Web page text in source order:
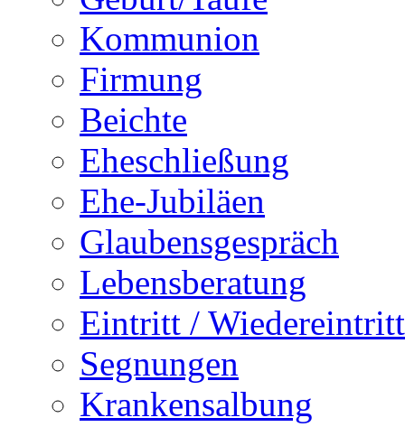
Kommunion
Firmung
Beichte
Eheschließung
Ehe-Jubiläen
Glaubensgespräch
Lebensberatung
Eintritt / Wiedereintritt
Segnungen
Krankensalbung